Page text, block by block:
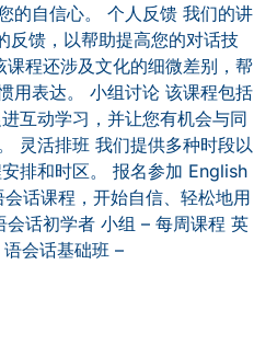
的自信心。 个人反馈 我们的讲
反馈，以帮助提高您的对话技
课程还涉及文化的细微差别，帮
用表达。 小组讨论 该课程包括
互动学习，并让您有机会与同
灵活排班 我们提供多种时段以
排和时区。 报名参加 English
话课程，开始自信、轻松地用
会话初学者 小组 – 每周课程 英
语会话基础班 –